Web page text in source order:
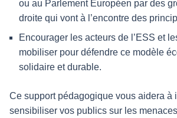
ou au Parlement Européen par des
droite qui vont à l’encontre des
Encourager les acteurs de l’ESS et
mobiliser pour défendre ce modèle
solidaire et durable.
Ce support pédagogique vous aidera à
sensibiliser vos publics sur les